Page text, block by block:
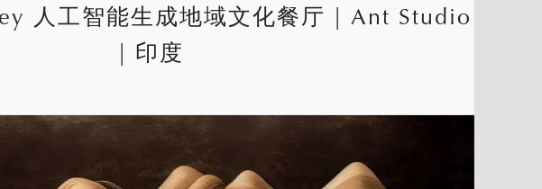
人工智能生成地域文化餐厅 | Ant Studio | 2023
| 印度